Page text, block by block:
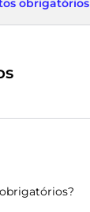
obrigatórios